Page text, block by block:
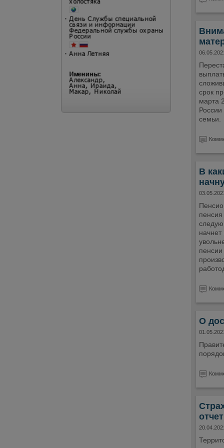
06.05.2021
срок
марта
семьи.
В
03.05.2021
О
01.05.2021
20.04.2021